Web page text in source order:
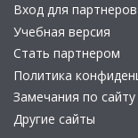
Вход для
Учебная версия
Стать партнером
Политика
Замечания по сайту
Другие сайты